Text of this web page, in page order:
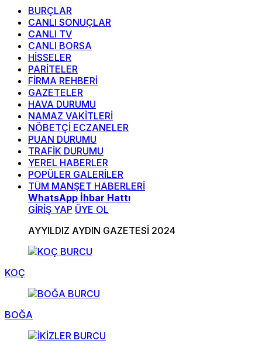
BURÇLAR
CANLI SONUÇLAR
CANLI TV
CANLI BORSA
HİSSELER
PARİTELER
FİRMA REHBERİ
GAZETELER
HAVA DURUMU
NAMAZ VAKİTLERİ
NÖBETÇİ ECZANELER
PUAN DURUMU
TRAFİK DURUMU
YEREL HABERLER
POPÜLER GALERİLER
TÜM MANŞET HABERLERİ
WhatsApp İhbar Hattı
GİRİŞ YAP ÜYE OL
AYYILDIZ AYDIN GAZETESİ 2024
KOÇ
BOĞA